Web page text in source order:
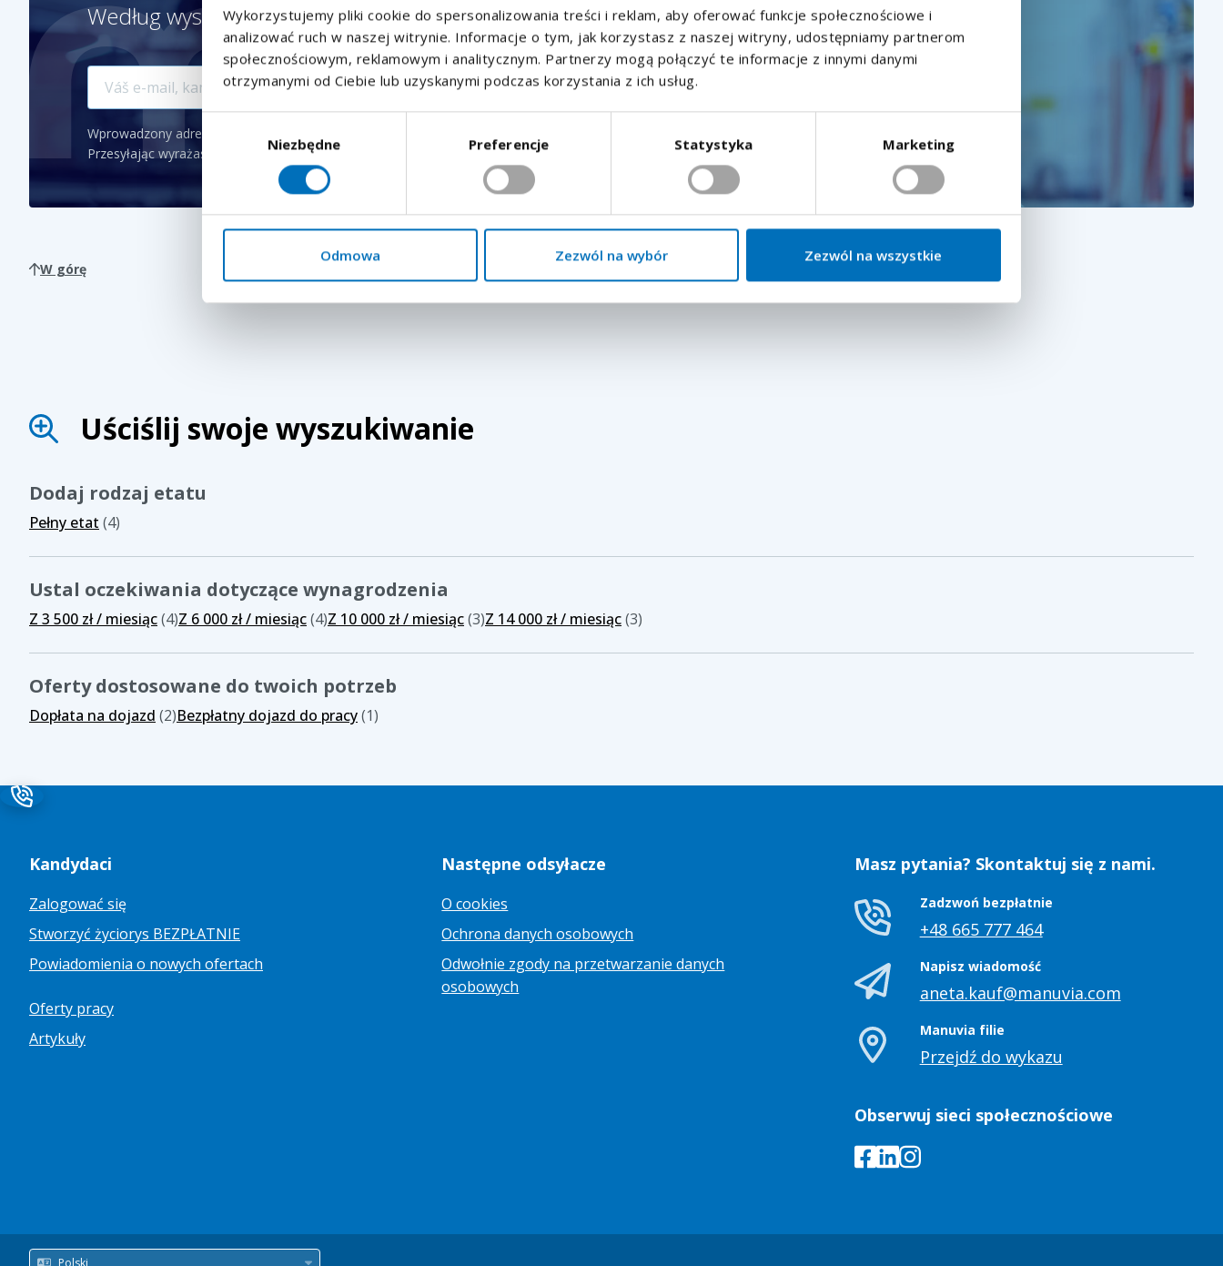
Wykorzystujemy pliki cookie do spersonalizowania treści i reklam, aby oferować funkcje społecznościowe i
analizować ruch w naszej witrynie. Informacje o tym, jak korzystasz z naszej witryny, udostępniamy partnerom
społecznościowym, reklamowym i analitycznym. Partnerzy mogą połączyć te informacje z innymi danymi
otrzymanymi od Ciebie lub uzyskanymi podczas korzystania z ich usług.
Niezbędne Preferencje Statystyka Marketing
Odmowa Zezwól na wybór Zezwól na wszystkie
Według wyszukiwaniaProdukcja
Hlídat nové nabídky
Wprowadzony adres e-mail zostanie wykorzystany do wysyłania podobnych ofert pracy.
Przesyłając wyrażasz zgodę naprzetwarzanie danych osobowych
W górę
Uściślij swoje wyszukiwanie
Dodaj rodzaj etatu
Pełny etat (4)
Ustal oczekiwania dotyczące wynagrodzenia
Z 3 500 zł / miesiąc(4)Z 6 000 zł / miesiąc(4)Z 10 000 zł / miesiąc(3)Z 14 000 zł / miesiąc(3)
Oferty dostosowane do twoich potrzeb
Dopłata na dojazd (2)Bezpłatny dojazd do pracy(1)
+48
Kod
Wysyłając zgłoszenie wyrażam zgodę naprzetwarzanie
Kandydaci
Zalogować się
Stworzyć życiorys BEZPŁATNIE
Powiadomienia o nowych ofertach
Oferty pracy
Artykuły
Następne odsyłacze
O cookies
Ochrona danych osobowych
Odwołnie zgody na przetwarzanie danych
osobowych
Masz pytania? Skontaktuj się z nami.
Zadzwoń bezpłatnie
+48 665 777 464
Napisz wiadomość
aneta.kauf@manuvia.com
Manuvia filie
Przejdź do wykazu
Obserwuj sieci społecznościowe
Polski